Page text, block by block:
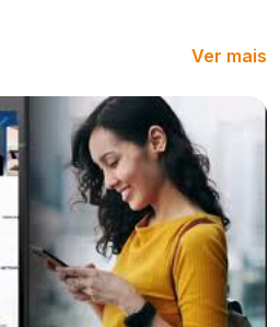
Ver mais